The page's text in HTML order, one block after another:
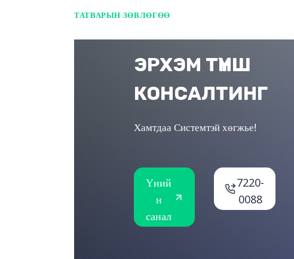
ТАТВАРЫН ЗӨВЛӨГӨӨ
ЭРХЭМ ТҮНШ
КОНСАЛТИНГ
Хамтдаа Системтэй хөгжье!
Үний
н
санал
7220-
0088